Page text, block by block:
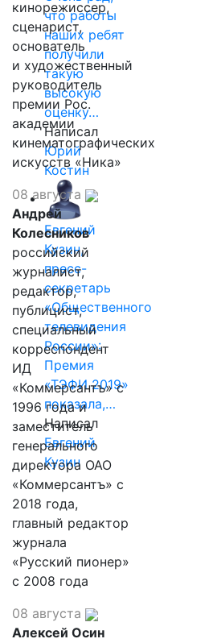
что работы
наших ребят
получили
такую
высокую
оценку…
Написал
Юрий
Костин
Евгений
Кузин,
пресс-
секретарь
«Общественного
телевидения
России»:
Премия
«ТЭФИ 2019»
показала,…
Написал
Евгений
Кузин
кинорежиссер,
сценарист,
основатель
и художественный
руководитель
премии Рос.
академии
кинематографических
искусств «Ника»
08 августа
Андрей
Колесников
российский
журналист,
редактор,
публицист,
специальный
корреспондент
ИД
«Коммерсантъ» с
1996 года и
заместитель
генерального
директора ОАО
«Коммерсантъ» с
2018 года,
главный редактор
журнала
«Русский пионер»
с 2008 года
08 августа
Алексей Осин